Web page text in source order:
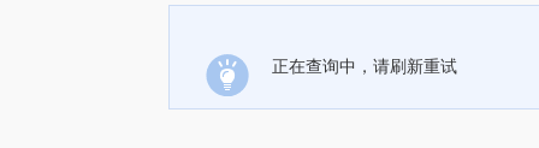
正在查询中，请刷新重试